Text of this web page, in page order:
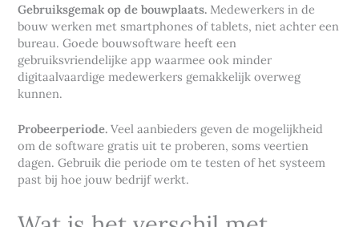
Gebruiksgemak op de bouwplaats. Medewerkers in de
bouw werken met smartphones of tablets, niet achter een
bureau. Goede bouwsoftware heeft een
gebruiksvriendelijke app waarmee ook minder
digitaalvaardige medewerkers gemakkelijk overweg
kunnen.
Probeerperiode. Veel aanbieders geven de mogelijkheid
om de software gratis uit te proberen, soms veertien
dagen. Gebruik die periode om te testen of het systeem
past bij hoe jouw bedrijf werkt.